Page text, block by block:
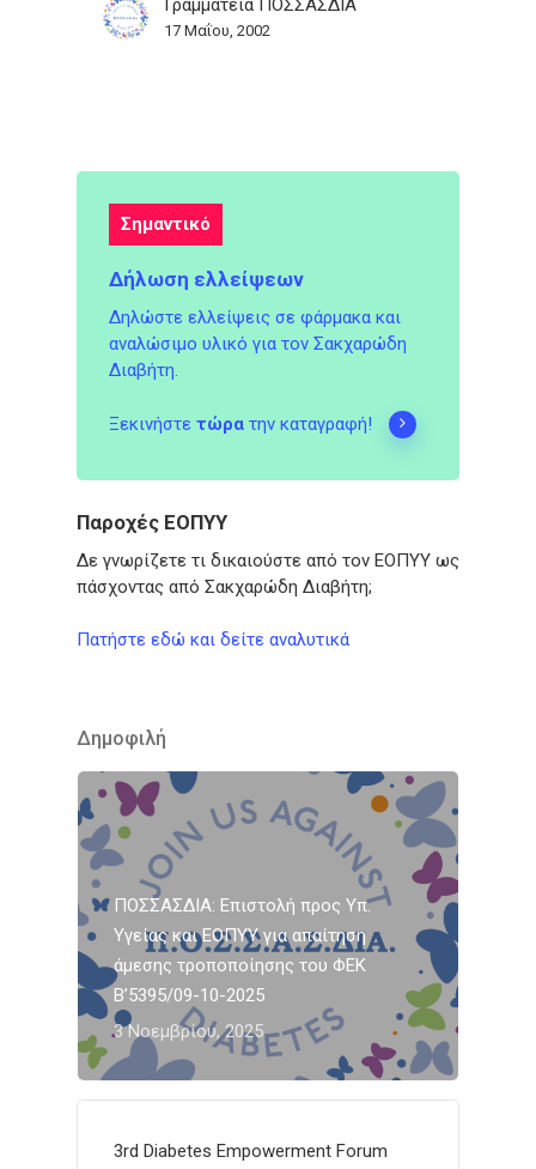
Γραμματεία ΠΟΣΣΑΣΔΙΑ
17 Μαΐου, 2002
Σημαντικό
Δήλωση ελλείψεων
Δηλώστε ελλείψεις σε φάρμακα και
αναλώσιμο υλικό για τον Σακχαρώδη
Διαβήτη.
Ξεκινήστε τώρατην καταγραφή!
Παροχές ΕΟΠΥΥ
Δε γνωρίζετε τι δικαιούστε από τον ΕΟΠΥΥ ως
πάσχοντας από Σακχαρώδη Διαβήτη;
Πατήστε εδώ και δείτε αναλυτικά
Δημοφιλή
ΠΟΣΣΑΣΔΙΑ: Επιστολή προς Υπ.
Υγείας και ΕΟΠΥΥ για απαίτηση
άμεσης τροποποίησης του ΦΕΚ
Β’5395/09-10-2025
3 Νοεμβρίου, 2025
3rd Diabetes Empowerment Forum